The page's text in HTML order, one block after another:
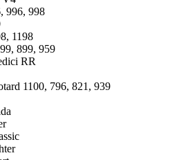
996, 998
1198
899, 959
RR
1100, 796, 821, 939